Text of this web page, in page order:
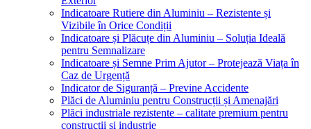
Indicatoare Rutiere din Aluminiu – Rezistente și
Vizibile în Orice Condiții
Indicatoare și Plăcuțe din Aluminiu – Soluția Ideală
pentru Semnalizare
Indicatoare și Semne Prim Ajutor – Protejează Viața în
Caz de Urgență
Indicator de Siguranță – Previne Accidente
Plăci de Aluminiu pentru Construcții și Amenajări
Plăci industriale rezistente – calitate premium pentru
construcții și industrie